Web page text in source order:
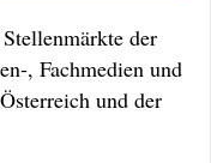
der
, Fachmedien und
und der